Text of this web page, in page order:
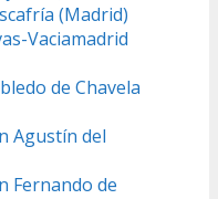
(Madrid)
Vaciamadrid
de Chavela
Agustín del
Fernando de